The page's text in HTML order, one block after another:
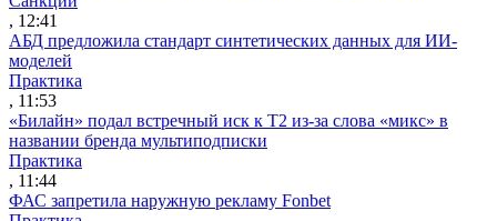
, 12:41
АБД предложила стандарт синтетических данных для ИИ-
моделей
Практика
, 11:53
«Билайн» подал встречный иск к Т2 из-за слова «микс» в
названии бренда мультиподписки
Практика
, 11:44
ФАС запретила наружную рекламу Fonbet